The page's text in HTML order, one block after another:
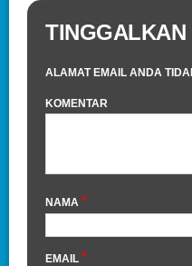
TINGGALKAN
ALAMAT EMAIL ANDA
KOMENTAR
NAMA *
EMAIL *